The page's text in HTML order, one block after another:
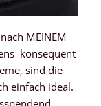
MEINEM
konsequent
sind die
einfach ideal.